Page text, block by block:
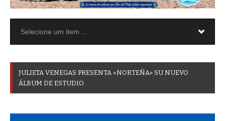
JULIETA VENEGAS PRESENTA «NORTEÑA» SU NUEVO
ÁLBUM DE ESTUDIO